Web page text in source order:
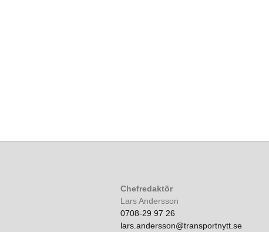
Chefredaktör
Lars Andersson
0708-29 97 26
lars.andersson@transportnytt.se